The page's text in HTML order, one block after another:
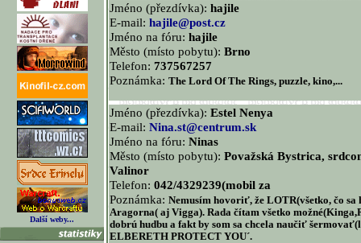
Další weby...
Jméno (přezdívka): hajile
E-mail: hajile@post.cz
Jméno na fóru: hajile
Město (místo pobytu): Brno
Telefon: 737567257
Poznámka: The Lord Of The Rings, puzzle, kino,...
Jméno (přezdívka): Estel Nenya
E-mail: Nina.st@centrum.sk
Jméno na fóru: Ninas
Město (místo pobytu): Považská Bystrica,
Valinor
Telefon: 042/4329239(mobil za
Poznámka: Nemusím hovoriť, že LOTR(všetko, čo sa
Aragorna( aj Vigga). Rada čítam všetko
dobrú hudbu a fakt by som sa chcela naučiť
ELBERETH PROTECT YOU´.